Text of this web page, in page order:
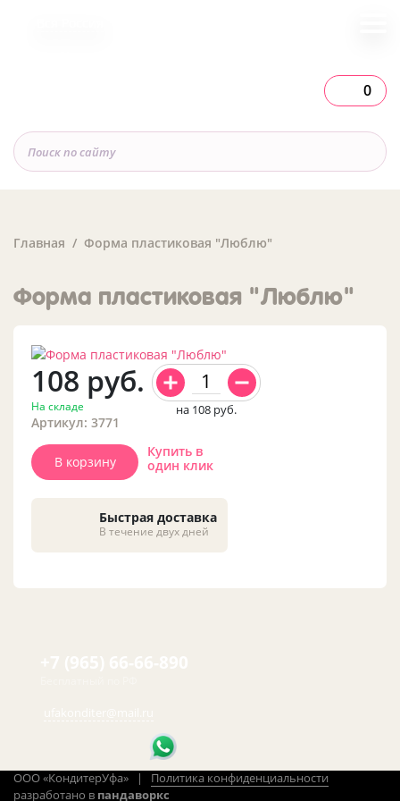
0
Главная Форма пластиковая "Люблю"
Форма пластиковая "Люблю"
108 руб.
На складе
Артикул: 3771
на 108 руб.
В корзину
Купить в
один клик
Быстрая доставка
В течение двух дней
ООО «КондитерУфа» | Политика конфиденциальности
разработано в пандаворкс